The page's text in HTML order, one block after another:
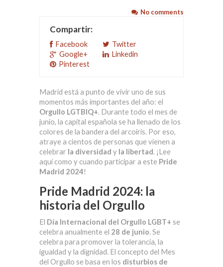
No comments
Compartir:
Facebook
Twitter
Google+
Linkedin
Pinterest
Madrid está a punto de vivir uno de sus
momentos más importantes del año: el
Orgullo LGTBIQ+. Durante todo el mes de
junio, la capital española se ha llenado de los
colores de la bandera del arcoíris. Por eso,
atraye a cientos de personas que vienen a
celebrar la diversidad y la libertad. ¡Lee
aquí como y cuando participar a este Pride
Madrid 2024!
Pride Madrid 2024: la
historia del Orgullo
El Día Internacional del Orgullo LGBT+ se
celebra anualmente el 28 de junio. Se
celebra para promover la tolerancia, la
igualdad y la dignidad. El concepto del Mes
del Orgullo se basa en los disturbios de